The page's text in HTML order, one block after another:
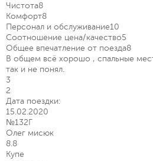
Чистота8
Комфорт8
Персонал и обслуживание10
Соотношение цена/качество5
Общее впечатление от поезда8
В общем всё хорошо , спальные
так и не понял.
3
2
Дата поездки:
15.02.2020
№132Г
Олег мисюк
8.8
Купе